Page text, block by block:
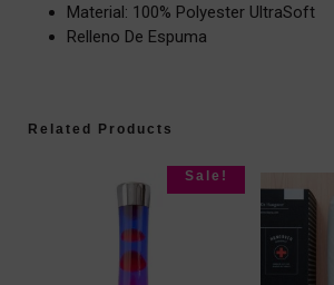
Material: 100% Polyester UltraSoft
Relleno De Espuma
Related Products
Sale!